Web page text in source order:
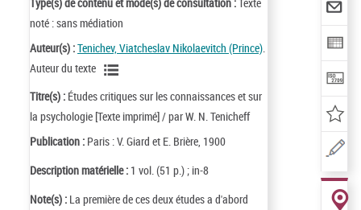
noté : sans médiation
Auteur(s) :Tenichev, Viatcheslav Nikolaevitch (Prince)
Auteur du texte
Titre(s) : Études critiques sur les connaissances et sur
la psychologie [Texte imprimé] / par W. N. Tenicheff
Publication : Paris : V. Giard et E. Brière, 1900
Description matérielle : 1 vol. (51 p.) ; in-8
Note(s) : La première de ces deux études a d'abord